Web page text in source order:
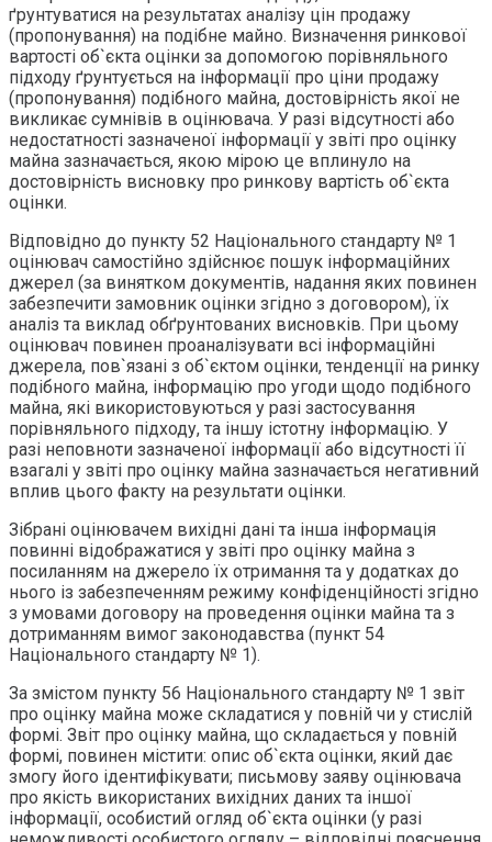
ґрунтуватися на результатах аналізу цін продажу
(пропонування) на подібне майно. Визначення ринкової
вартості об`єкта оцінки за допомогою порівняльного
підходу ґрунтується на інформації про ціни продажу
(пропонування) подібного майна, достовірність якої не
викликає сумнівів в оцінювача. У разі відсутності або
недостатності зазначеної інформації у звіті про оцінку
майна зазначається, якою мірою це вплинуло на
достовірність висновку про ринкову вартість об`єкта
оцінки.
Відповідно до пункту 52 Національного стандарту № 1
оцінювач самостійно здійснює пошук інформаційних
джерел (за винятком документів, надання яких повинен
забезпечити замовник оцінки згідно з договором), їх
аналіз та виклад обґрунтованих висновків. При цьому
оцінювач повинен проаналізувати всі інформаційні
джерела, пов`язані з об`єктом оцінки, тенденції на ринку
подібного майна, інформацію про угоди щодо подібного
майна, які використовуються у разі застосування
порівняльного підходу, та іншу істотну інформацію. У
разі неповноти зазначеної інформації або відсутності її
взагалі у звіті про оцінку майна зазначається негативний
вплив цього факту на результати оцінки.
Зібрані оцінювачем вихідні дані та інша інформація
повинні відображатися у звіті про оцінку майна з
посиланням на джерело їх отримання та у додатках до
нього із забезпеченням режиму конфіденційності згідно
з умовами договору на проведення оцінки майна та з
дотриманням вимог законодавства (пункт 54
Національного стандарту № 1).
За змістом пункту 56 Національного стандарту № 1 звіт
про оцінку майна може складатися у повній чи у стислій
формі. Звіт про оцінку майна, що складається у повній
формі, повинен містити: опис об`єкта оцінки, який дає
змогу його ідентифікувати; письмову заяву оцінювача
про якість використаних вихідних даних та іншої
інформації, особистий огляд об`єкта оцінки (у разі